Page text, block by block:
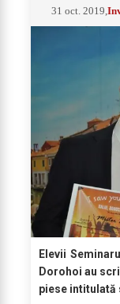
31 oct. 2019 ,
Elevii
Dorohoi au
piese intitulată